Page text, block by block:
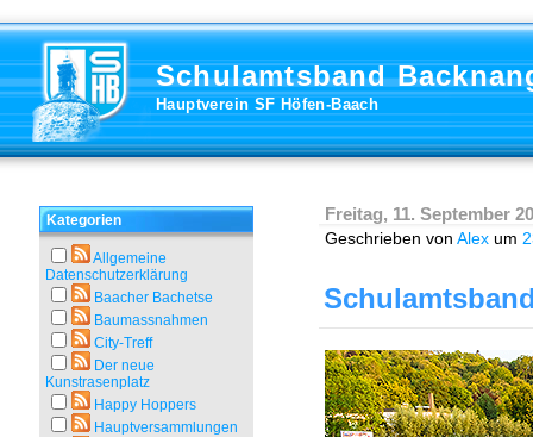
Schulamtsband
Hauptverein SF Höfen-Baach
Kategorien
Allgemeine
Datenschutzerklärung
Baacher Bachetse
Baumassnahmen
City-Treff
Der neue
Kunstrasenplatz
Happy Hoppers
Hauptversammlungen
Freitag, 11. September
Geschrieben von Alex um